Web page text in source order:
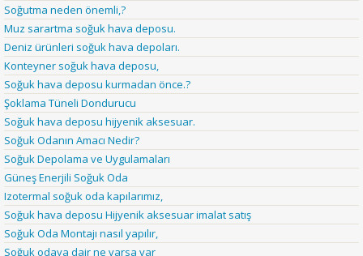
Soğutma neden önemli,?
Muz sarartma soğuk hava deposu.
Deniz ürünleri soğuk hava depoları.
Konteyner soğuk hava deposu,
Soğuk hava deposu kurmadan önce.?
Şoklama Tüneli Dondurucu
Soğuk hava deposu hijyenik aksesuar.
Soğuk Odanın Amacı Nedir?
Soğuk Depolama ve Uygulamaları
Güneş Enerjili Soğuk Oda
Izotermal soğuk oda kapılarımız,
Soğuk hava deposu Hijyenik aksesuar imalat satış
Soğuk Oda Montajı nasıl yapılır,
Soğuk odaya dair ne varsa var